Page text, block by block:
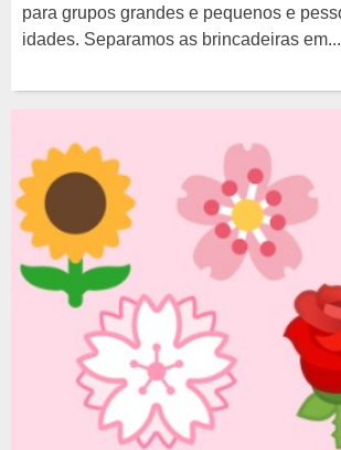
para grupos grandes e pequenos e
idades. Separamos as brincadeiras em...